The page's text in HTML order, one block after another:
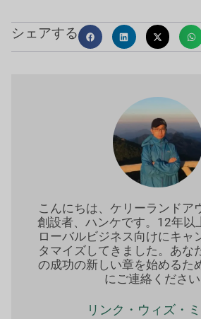
シェアする
こんにちは、ケリーランドア
創設者、ハンケです。12年以
ローバルビジネス向けにキャ
タマイズしてきました。あな
の成功の新しい章を始めるた
にご連絡ください
リンク・ウィズ・